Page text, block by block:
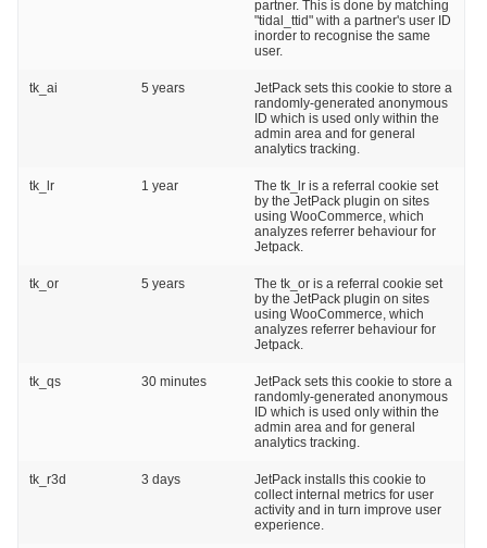
partner. This is done by matching
"tidal_ttid" with a partner's user ID
inorder to recognise the same
user.
tk_ai 5 years
JetPack sets this cookie to store a
randomly-generated anonymous
ID which is used only within the
admin area and for general
analytics tracking.
tk_lr 1 year
The tk_lr is a referral cookie set
by the JetPack plugin on sites
using WooCommerce, which
analyzes referrer behaviour for
Jetpack.
tk_or 5 years
The tk_or is a referral cookie set
by the JetPack plugin on sites
using WooCommerce, which
analyzes referrer behaviour for
Jetpack.
tk_qs 30 minutes
JetPack sets this cookie to store a
randomly-generated anonymous
ID which is used only within the
admin area and for general
analytics tracking.
tk_r3d 3 days
JetPack installs this cookie to
collect internal metrics for user
activity and in turn improve user
experience.